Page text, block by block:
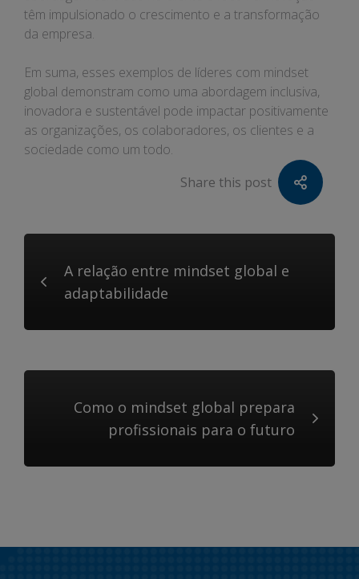
têm impulsionado o crescimento e a transformação
da empresa.
Em suma, esses exemplos de líderes com mindset
global demonstram como uma abordagem inclusiva,
inovadora e sustentável pode impactar positivamente
as organizações, os colaboradores, os clientes e a
sociedade como um todo.
Share this post
A relação entre mindset global e
adaptabilidade
Como o mindset global prepara
profissionais para o futuro